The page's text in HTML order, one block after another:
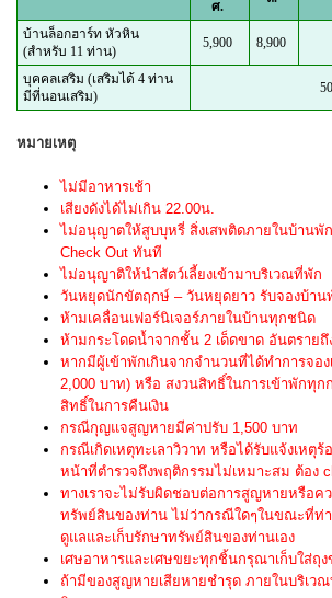
ศ.
บ้านล็อกฮาร์ท หัวหิน
(สำหรับ 11 ท่าน)
5,900 8,900
บุคคลเสริม (เสริมได้ 4 ท่าน
มีที่นอนเสริม)
หมายเหตุ
ไม่มีอาหารเช้า
เสียงดังได้ไม่เกิน 22.00น.
ไม่อนุญาตให้สูบบุหรี่ สิ่งเสพติดภายในบ้าน
Check Out ทันที
ไม่อนุญาติให้นำสัตว์เลี้ยงเข้ามาบริเวณที่พัก
วันหยุดนักขัตฤกษ์ – วันหยุดยาว รับจองบ้า
ห้ามเคลื่อนเฟอร์นิเจอร์ภายในบ้านทุกชนิด
ห้ามกระโดดน้ำจากชั้น 2 เด็ดขาด อันตรายถึ
หากมีผู้เข้าพักเกินจากจำนวนที่ได้ทำการจอ
2,000 บาท) หรือ สงวนสิทธิ์ในการเข้าพักทุ
สิทธิ์ในการคืนเงิน
กรณีกุญแจสูญหายมีค่าปรับ 1,500 บาท
กรณีเกิดเหตุทะเลาวิวาท หรือได้รับแจ้งเหตุร้อ
หน้าที่ตำรวจถึงพฤติกรรมไม่เหมาะสม ต้อง
ทางเราจะไม่รับผิดชอบต่อการสูญหายหรือค
ทรัพย์สินของท่าน ไม่ว่ากรณีใดๆในขณะที่ท่
ดูแลและเก็บรักษาทรัพย์สินของท่านเอง
เศษอาหารและเศษขยะทุกชิ้นกรุณาเก็บใส่ถุง
ถ้ามีของสูญหายเสียหายชำรุด ภายในบริเว